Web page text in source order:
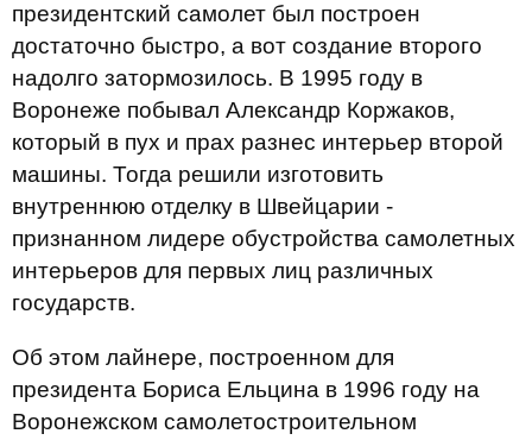
президентский самолет был построен
достаточно быстро, а вот создание второго
надолго затормозилось. В 1995 году в
Воронеже побывал Александр Коржаков,
который в пух и прах разнес интерьер второй
машины. Тогда решили изготовить
внутреннюю отделку в Швейцарии -
признанном лидере обустройства самолетных
интерьеров для первых лиц различных
государств.
Об этом лайнере, построенном для
президента Бориса Ельцина в 1996 году на
Воронежском самолетостроительном